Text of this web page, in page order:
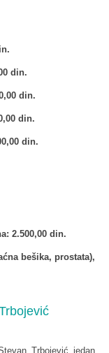
din.
din.
din.
din.
2.500,00 din.
bešika, prostata),
Trbojević jedan